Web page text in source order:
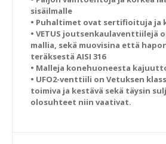
sisäilmalle
• Puhaltimet ovat sertifioituja ja
• VETUS joutsenkaulaventtiilejä
mallia, sekä muovisina että
teräksestä AISI 316
• Malleja konehuoneesta
• UFO2-venttiili on Vetuksen
toimiva ja kestävä sekä täysin
olosuhteet niin vaativat.